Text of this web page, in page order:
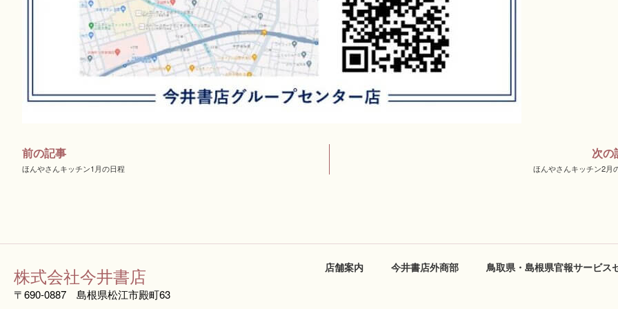
前の記事
ほんやさんキッチン1月の日程
次の
ほんやさんキッチン2月
株式会社今井書店
〒690-0887 島根県松江市殿町63
店舗案内 今井書店外商部 鳥取県・島根県官報サービス